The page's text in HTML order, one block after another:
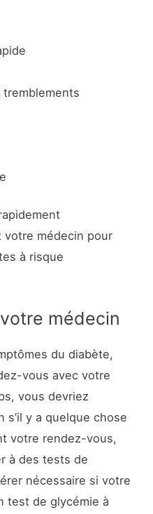
votre médecin pour
à risque
médecin
du diabète,
vous avec votre
vous devriez
s’il y a quelque chose
votre rendez-vous,
à des tests de
nécessaire si votre
test de glycémie à